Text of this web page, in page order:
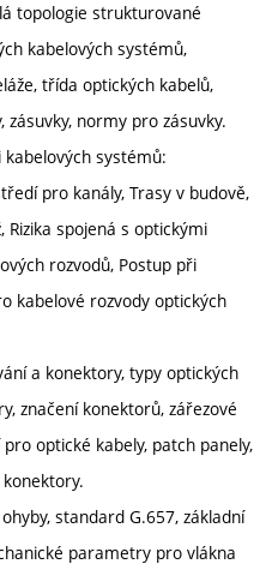
topologie strukturované
kabelových systémů,
třída optických kabelů,
normy pro zásuvky.
systémů:
pro kanály, Trasy v budově,
Rizika spojená s optickými
rozvodů, Postup při
kabelové rozvody optických
a konektory, typy optických
značení konektorů, zářezové
optické kabely, patch panely,
standard G.657, základní
parametry pro vlákna